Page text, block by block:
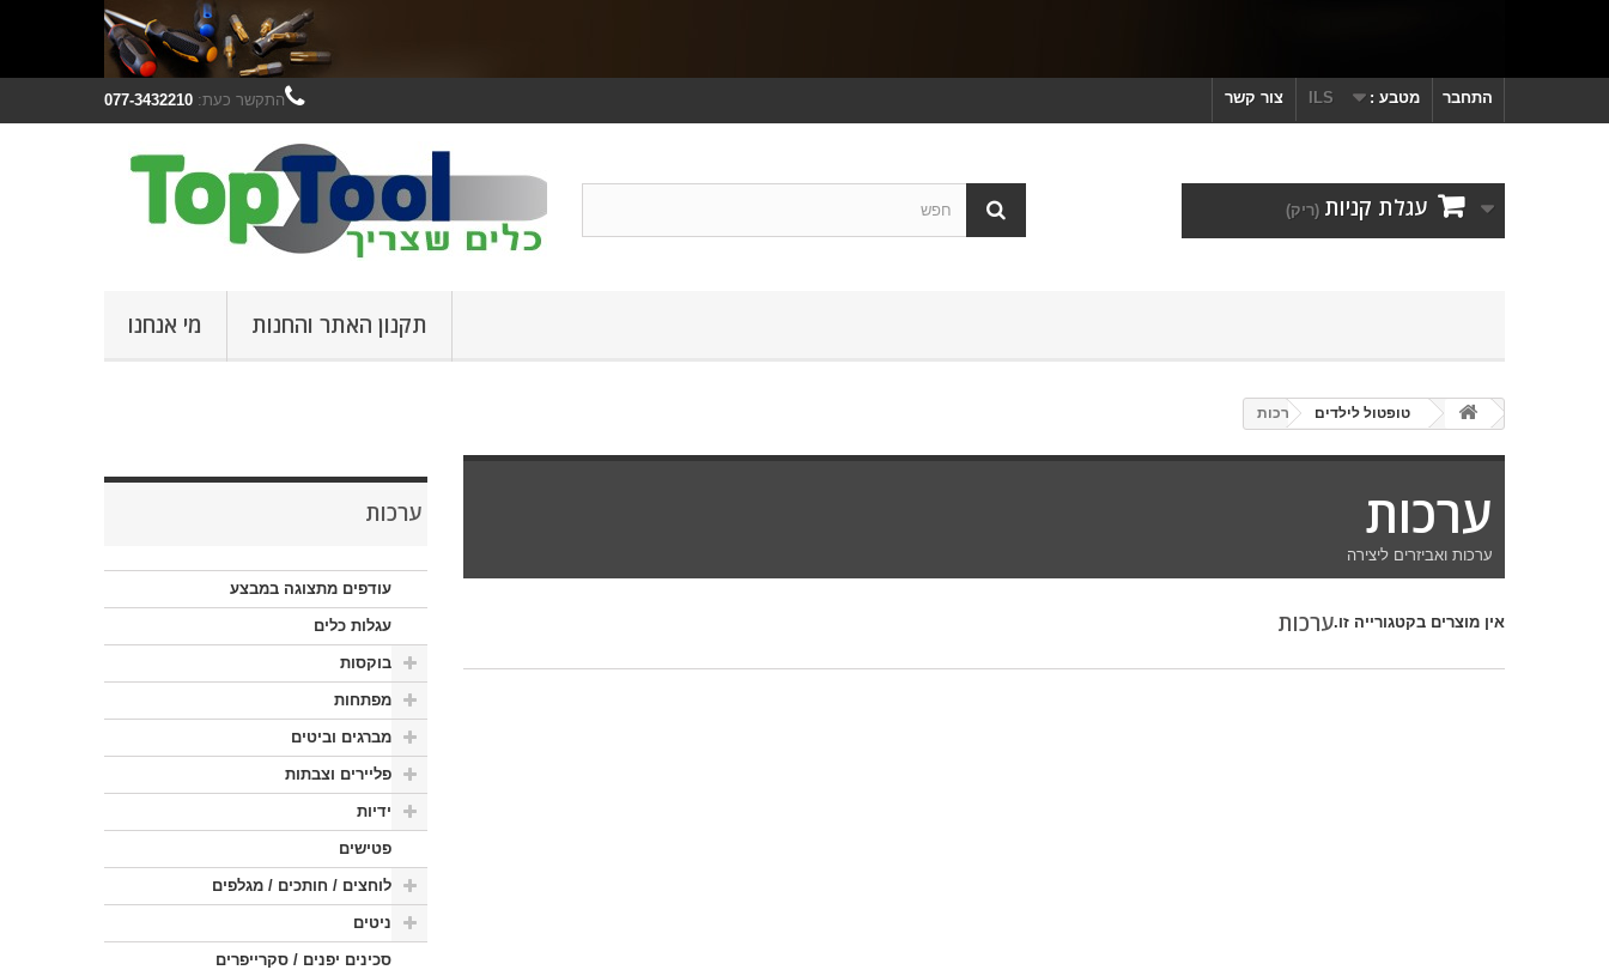
התחבר מטבע : ILS צור קשר התקשר כעת: 077-3432210
עגלת קניות (ריק)
מי אנחנו תקנון האתר והחנות
טופטול לילדים ערכות
ערכות
עודפים מתצוגה במבצע
עגלות כלים
בוקסות
מפתחות
מברגים וביטים
פליירים וצבתות
ידיות
פטישים
לוחצים / חותכים / מגלפים
ניטים
סכינים יפנים / סקרייפרים
ערכות
ערכות ואביזרים ליצירה
ערכותאין מוצרים בקטגורייה זו.